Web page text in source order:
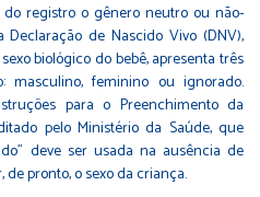
registro o gênero neutro ou não-
de Nascido Vivo (DNV),
biológico do bebê, apresenta três
masculino, feminino ou ignorado.
para o Preenchimento da
pelo Ministério da Saúde, que
deve ser usada na ausência de
pronto, o sexo da criança.